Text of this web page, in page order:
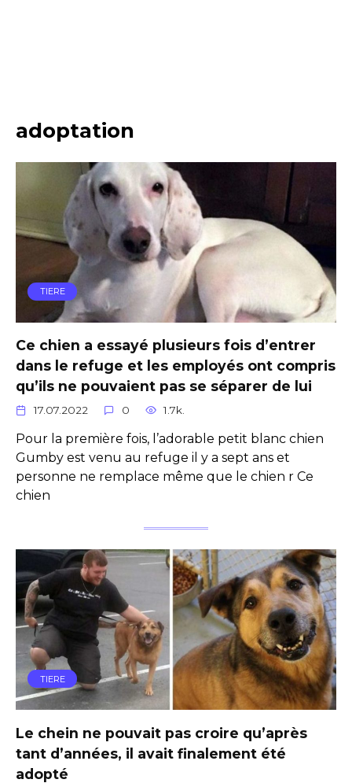
adoptation
TIERE
Ce chien a essayé plusieurs fois d’entrer
dans le refuge et les employés ont compris
qu’ils ne pouvaient pas se séparer de lui
17.07.2022 0 1.7k.
Pour la première fois, l’adorable petit blanc chien
Gumby est venu au refuge il y a sept ans et
personne ne remplace même que le chien r Ce
chien
TIERE
Le chein ne pouvait pas croire qu’après
tant d’années, il avait finalement été
adopté